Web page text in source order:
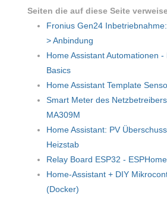
Seiten die auf diese Seite
Fronius Gen24
> Anbindung
Home Assistant Automationen
Basics
Home Assistant Template
Smart Meter des
MA309M
Home Assistant: PV
Heizstab
Relay Board ESP32 - ESPHome
Home-Assistant + DIY
(Docker)